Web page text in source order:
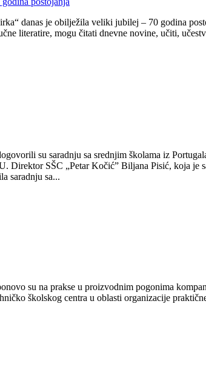
danas je obilježila veliki jubilej – 70 godina
literatire, mogu čitati dnevne novine, učiti,
su saradnju sa srednjim školama iz
Direktor SŠC „Petar Kočić” Biljana Pisić, koja je
saradnju sa...
su na prakse u proizvodnim pogonima
školskog centra u oblasti organizacije